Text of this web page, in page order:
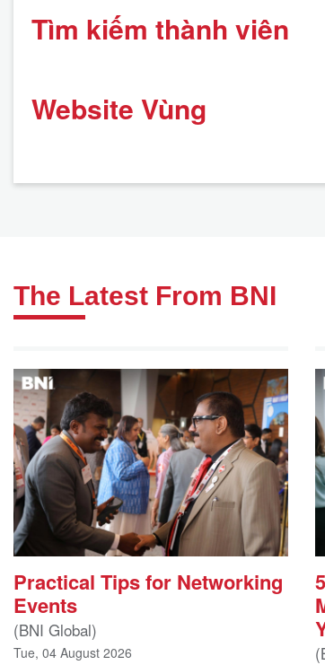
Tìm kiếm thành viên
Website Vùng
The Latest From BNI
Practical Tips for Networking
Events
(BNI Global)
Tue, 04 August 2026